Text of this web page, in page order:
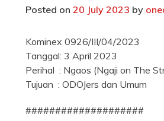
Posted on 20 July 2023 by
Kominex 0926/III/04/2023
Tanggal: 3 April 2023
Perihal : Ngaos (Ngaji on The
Tujuan : ODOJers dan Umum
####################